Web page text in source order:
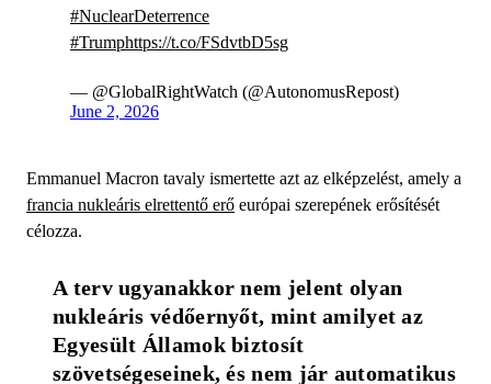
#NuclearDeterrence
#Trumphttps://t.co/FSdvtbD5sg
— @GlobalRightWatch (@AutonomusRepost)
June 2, 2026
Emmanuel Macron tavaly ismertette azt az elképzelést, amely a
francia nukleáris elrettentő erő európai szerepének erősítését
célozza.
A terv ugyanakkor nem jelent olyan
nukleáris védőernyőt, mint amilyet az
Egyesült Államok biztosít
szövetségeseinek, és nem jár automatikus